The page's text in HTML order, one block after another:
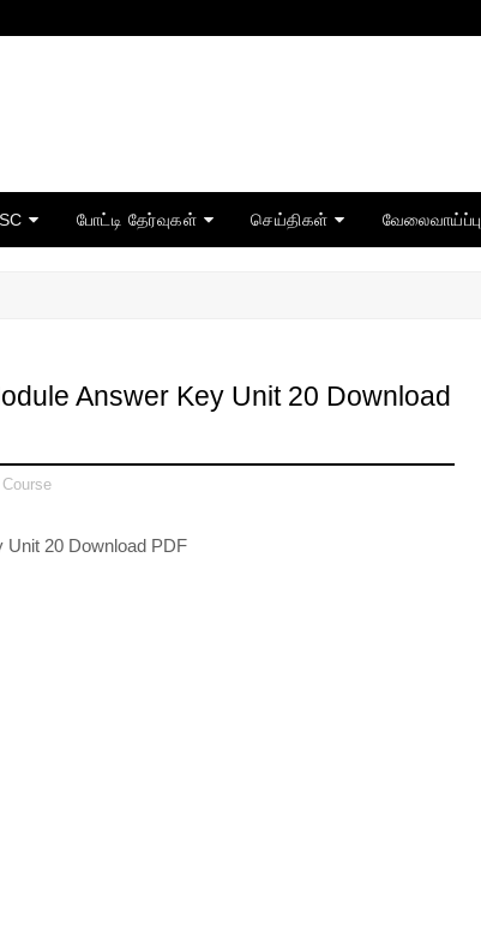
போட்டி தேர்வுகள் செய்திகள் வேலைவாய்ப்பு
Answer Key Unit 20 Download
Unit 20 Download PDF